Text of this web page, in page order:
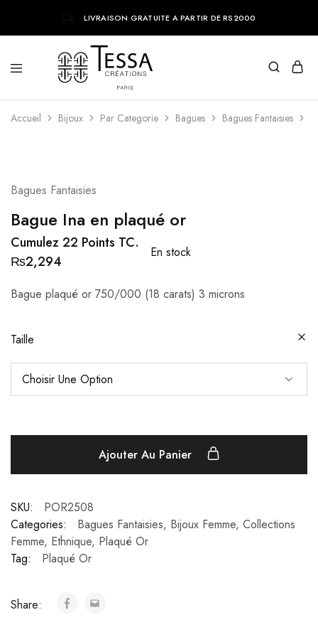
LIVRAISON GRATUITE A PARTIR DE RS2000
Creations
tendances
Accueil Bijoux Par Categorie Bagues Bagues Fantaisies
Bagues Fantaisies
Bague Ina en plaqué or
Cumulez 22 Points TC.
₨2,294
En stock
Bague plaqué or 750/000 (18 carats) 3 microns
Taille
Ajouter Au Panier
SKU:
POR2508
Categories:
Bagues Fantaisies, Bijoux Femme, Collections
Femme, Ethnique, Plaqué Or
Tag:
Plaqué Or
Share: